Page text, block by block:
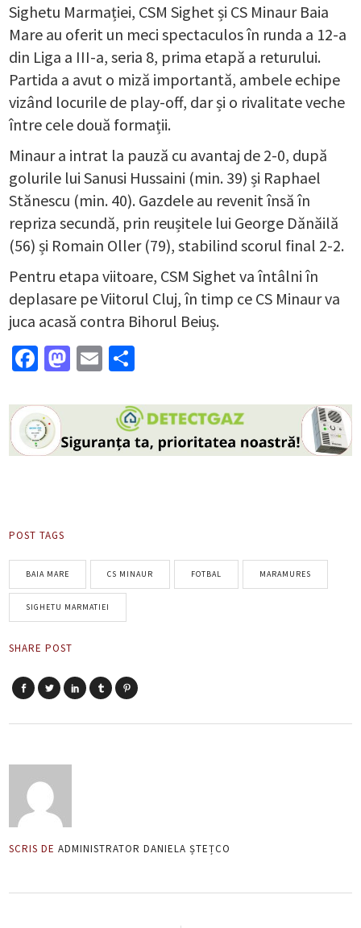
Sighetu Marmației, CSM Sighet și CS Minaur Baia
Mare au oferit un meci spectaculos în runda a 12-a
din Liga a III-a, seria 8, prima etapă a returului.
Partida a avut o miză importantă, ambele echipe
vizând locurile de play-off, dar și o rivalitate veche
între cele două formații.
Minaur a intrat la pauză cu avantaj de 2-0, după
golurile lui Sanusi Hussaini (min. 39) și Raphael
Stănescu (min. 40). Gazdele au revenit însă în
repriza secundă, prin reușitele lui George Dănăilă
(56) și Romain Oller (79), stabilind scorul final 2-2.
Pentru etapa viitoare, CSM Sighet va întâlni în
deplasare pe Viitorul Cluj, în timp ce CS Minaur va
juca acasă contra Bihorul Beiuș.
Facebook
Mastodon
Email
POST TAGS
BAIA MARE CS MINAUR FOTBAL MARAMURES
SIGHETU MARMATIEI
SHARE POST
SCRIS DE ADMINISTRATOR DANIELA ȘTEȚCO